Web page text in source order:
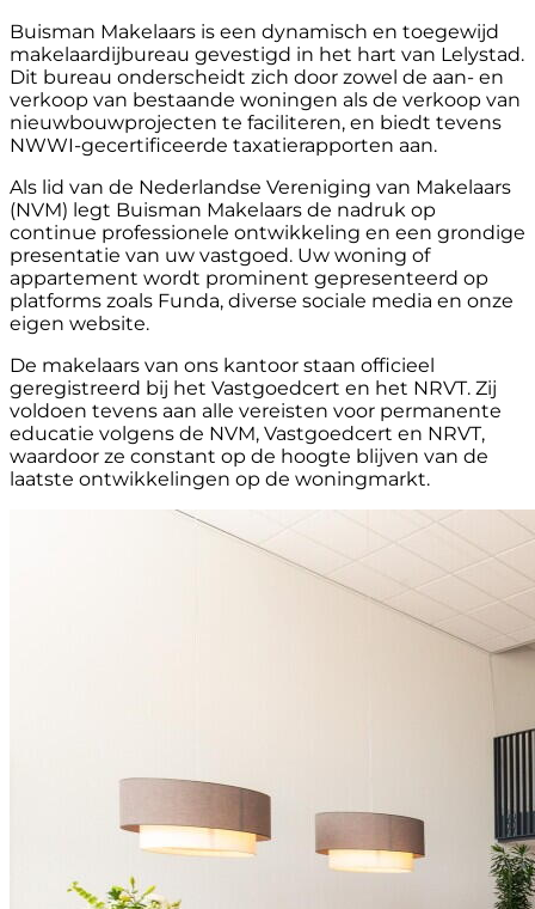
Buisman Makelaars is een dynamisch en toegewijd
makelaardijbureau gevestigd in het hart van Lelystad.
Dit bureau onderscheidt zich door zowel de aan- en
verkoop van bestaande woningen als de verkoop van
nieuwbouwprojecten te faciliteren, en biedt tevens
NWWI-gecertificeerde taxatierapporten aan.
Als lid van de Nederlandse Vereniging van Makelaars
(NVM) legt Buisman Makelaars de nadruk op
continue professionele ontwikkeling en een grondige
presentatie van uw vastgoed. Uw woning of
appartement wordt prominent gepresenteerd op
platforms zoals Funda, diverse sociale media en onze
eigen website.
De makelaars van ons kantoor staan officieel
geregistreerd bij het Vastgoedcert en het NRVT. Zij
voldoen tevens aan alle vereisten voor permanente
educatie volgens de NVM, Vastgoedcert en NRVT,
waardoor ze constant op de hoogte blijven van de
laatste ontwikkelingen op de woningmarkt.